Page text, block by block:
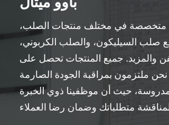
تعد BAOWU Metal متخصصة في مختلف منتجات الصلب،
صلب السيليكون، والصلب الكربوني،
والمزيد. جميع المنتجات تحصل على
نحن ملتزمون بمراقبة الجودة الصارمة
حيث أن موظفينا ذوي الخبرة
متطلباتك وضمان رضا العملاء